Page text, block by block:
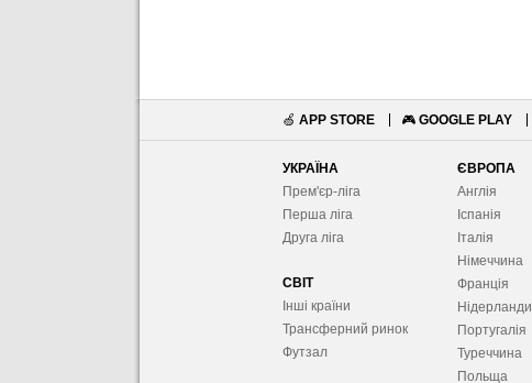
🍏 APP STORE 🎮 GOOGLE PLAY
УКРАЇНА
Прем'єр-ліга
Перша ліга
Друга ліга
СВІТ
Інші країни
Трансферний ринок
Футзал
ЄВРОПА
Англія
Іспанія
Італія
Німеччина
Франція
Нідерланди
Португалія
Туреччина
Польща